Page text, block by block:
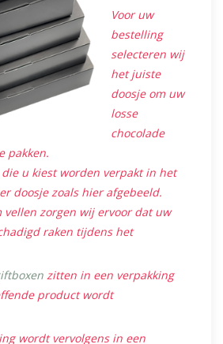
Voor uw
bestelling
selecteren wij
het juiste
doosje om uw
losse
chocolade
pakken.
u kiest worden verpakt in het
doosje zoals hier afgebeeld.
vellen zorgen wij ervoor dat uw
raken tijdens het
zitten in een verpakking
product wordt
wordt vervolgens in een